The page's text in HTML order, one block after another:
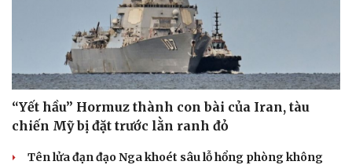
“Yết hầu” Hormuz thành con bài của Iran, tàu
chiến Mỹ bị đặt trước lằn ranh đỏ
Tên lửa đạn đạo Nga khoét sâu lỗ hổng phòng không